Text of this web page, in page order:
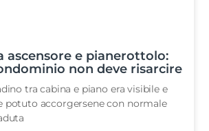
ascensore e pianerottolo:
non deve risarcire
tra cabina e piano era visibile e
potuto accorgersene con normale